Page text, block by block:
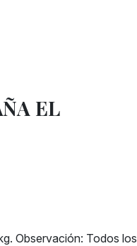
EL
Observación: Todos los